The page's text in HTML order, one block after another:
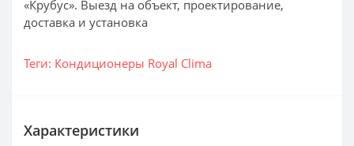
«Крубус». Выезд на объект, проектирование,
доставка и установка
Теги: Кондиционеры Royal Clima
Характеристики